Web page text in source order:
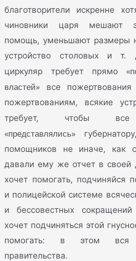
благотворители искренне
чиновники царя мешают
помощь, уменьшают размеры
устройство столовых и
циркуляр требует прямо
властей» все
пожертвованиям, всякие
требует, чтобы все
«представлялись»
помощников не иначе, как
давали ему же отчет в своей
хочет помогать, подчиняйся
и полицейской системе
и бессовестных
хочет подчиняться этой
помогать: в этом вся
правительства.